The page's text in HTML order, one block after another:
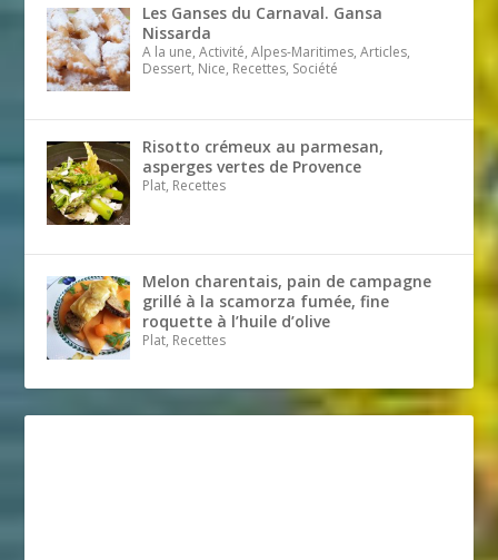
Les Ganses du Carnaval. Gansa
Nissarda
A la une, Activité, Alpes-Maritimes, Articles,
Dessert, Nice, Recettes, Société
Risotto crémeux au parmesan,
asperges vertes de Provence
Plat, Recettes
Melon charentais, pain de campagne
grillé à la scamorza fumée, fine
roquette à l’huile d’olive
Plat, Recettes